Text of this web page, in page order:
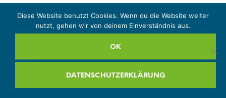
Diese Website benutzt Cookies. Wenn du die Website weiter
nutzt, gehen wir von deinem Einverständnis aus.
OK
DATENSCHUTZERKLÄRUNG